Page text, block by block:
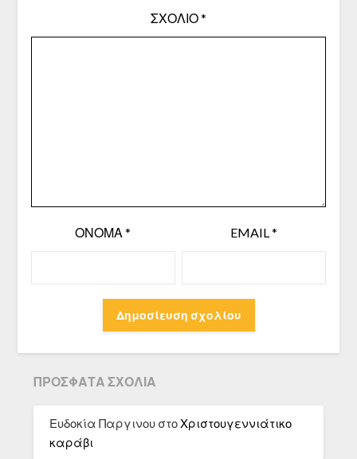
ΣΧΌΛΙΟ*
ΌΝΟΜΑ* EMAIL*
ΠΡΌΣΦΑΤΑ ΣΧΌΛΙΑ
Ευδοκία Παργινου στοΧριστουγεννιάτικο
καράβι